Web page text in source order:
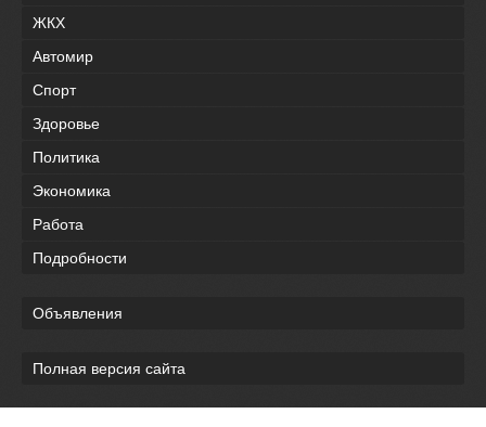
ЖКХ
Автомир
Спорт
Здоровье
Политика
Экономика
Работа
Подробности
Объявления
Полная версия сайта